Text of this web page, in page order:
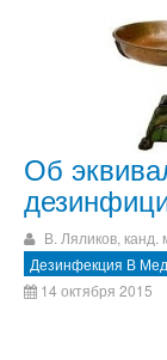
Об
В. Ляликов, канд.
Дезинфекция В
14 октября 2015